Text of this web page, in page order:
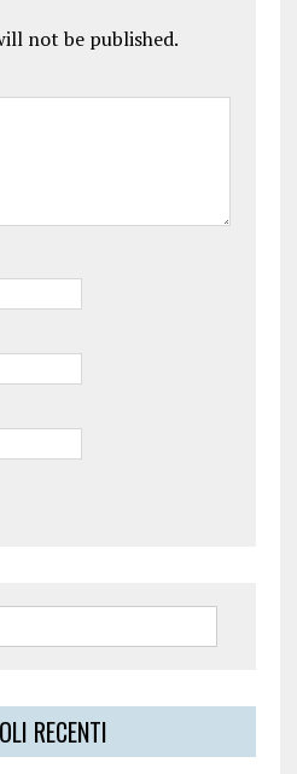
not be published.
RECENTI